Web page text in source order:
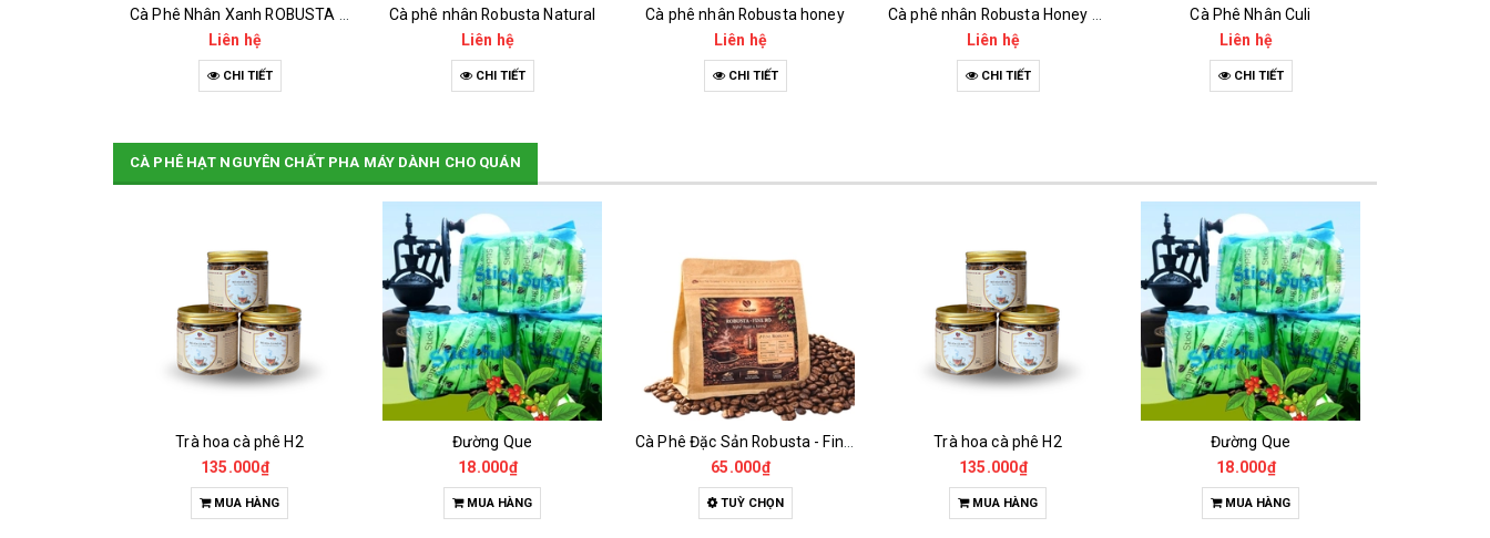
Liên hệ
CHI TIẾT
Cà phê nhân Robusta Natural
Liên hệ
CHI TIẾT
Cà phê nhân Robusta honey
Liên hệ
CHI TIẾT
Liên hệ
CHI TIẾT
Cà Phê Nhân Culi
Liên hệ
CHI TIẾT
CÀ PHÊ HẠT NGUYÊN CHẤT PHA MÁY DÀNH CHO QUÁN
Trà hoa cà phê H2
135.000₫
MUA HÀNG
Đường Que
18.000₫
MUA HÀNG
65.000₫
TUỲ CHỌN
Trà hoa cà phê H2
135.000₫
MUA HÀNG
Đường Que
18.000₫
MUA HÀNG